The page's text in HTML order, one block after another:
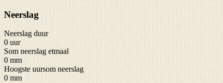
Neerslag
Neerslag duur
0 uur
Som neerslag etmaal
0 mm
Hoogste uursom neerslag
0 mm